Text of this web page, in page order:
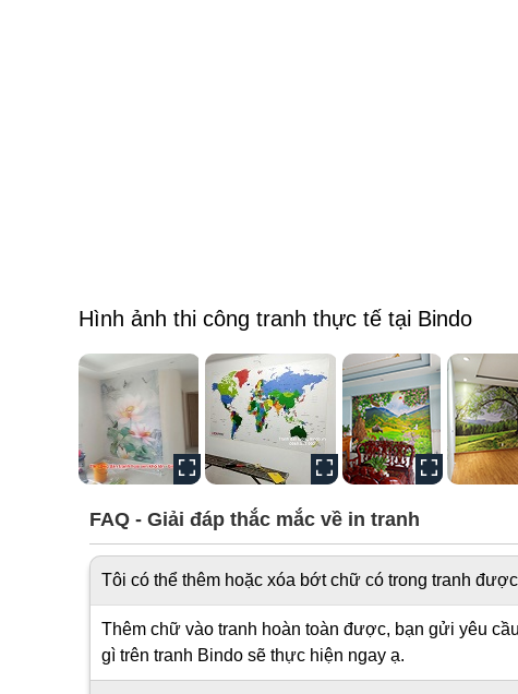
Hình ảnh thi công tranh thực tế tại Bindo
FAQ - Giải đáp thắc mắc về in tranh
Tôi có thể thêm hoặc xóa bớt chữ có trong tranh
Thêm chữ vào tranh hoàn toàn được, bạn gửi yêu
gì trên tranh Bindo sẽ thực hiện ngay ạ.